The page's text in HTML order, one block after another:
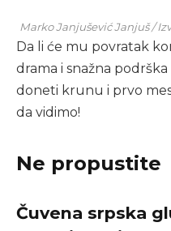
Marko Janjušević Janjuš /
Da li će mu povratak
drama i snažna
doneti krunu i prvo
da vidimo!
Ne propustite
Čuvena srpska